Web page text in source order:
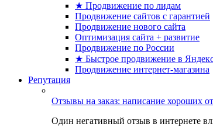
★ Продвижение по лидам
Продвижение сайтов с гарантией
Продвижение нового сайта
Оптимизация сайта + развитие
Продвижение по России
★ Быстрое продвижение в
Продвижение интернет-магазина
Репутация
Отзывы на заказ: написание хороших
Один негативный отзыв в интернете